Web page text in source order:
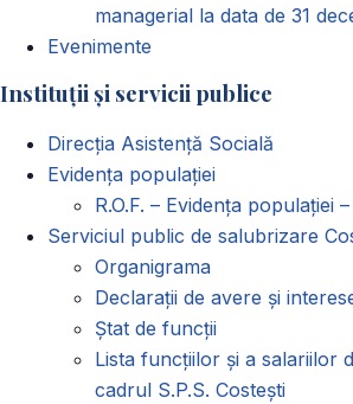
managerial la data de 31
Evenimente
Instituții și servicii publice
Direcția Asistență Socială
Evidența populației
R.O.F. – Evidența populației
Serviciul public de salubrizare
Organigrama
Declarații de avere și
Ștat de funcții
Lista funcțiilor și a salariilor
cadrul S.P.S. Costești